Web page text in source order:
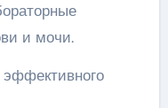
и мочи.